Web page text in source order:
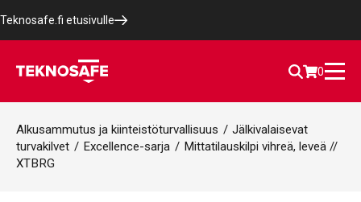
Teknosafe.fi etusivulle
0
Alkusammutus ja kiinteistöturvallisuus / Jälkivalaisevat
turvakilvet / Excellence-sarja / Mittatilauskilpi vihreä, leveä //
XTBRG